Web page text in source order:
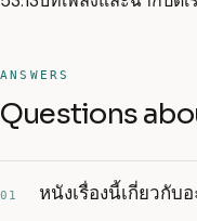
ANSWERS
Questions
01 หนังเรื่องนี้เกี่ยวกับอ